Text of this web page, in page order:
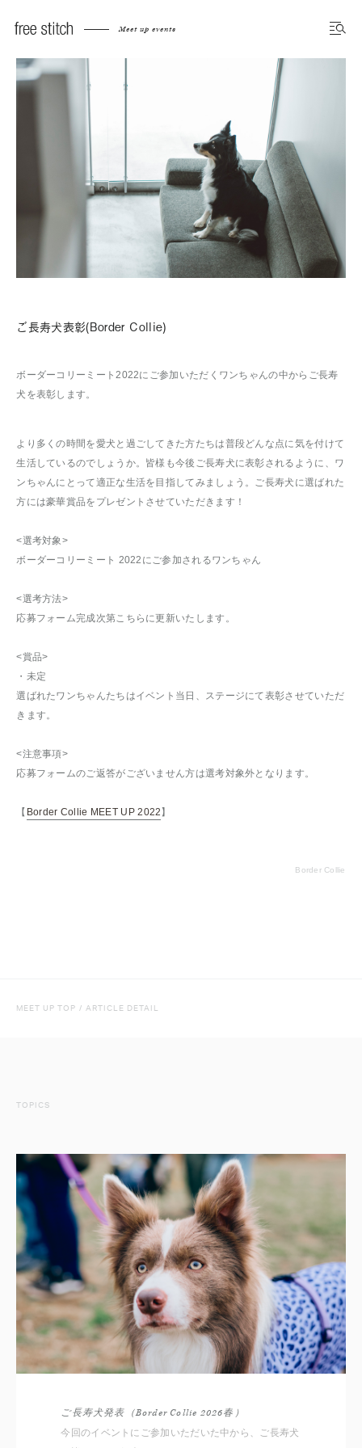
Meet up events
ご長寿犬表彰(Border Collie)
ボーダーコリーミート2022にご参加いただくワンちゃんの中からご長寿
犬を表彰します。
より多くの時間を愛犬と過ごしてきた方たちは普段どんな点に気を付けて
生活しているのでしょうか。皆様も今後ご長寿犬に表彰されるように、ワ
ンちゃんにとって適正な生活を目指してみましょう。ご長寿犬に選ばれた
方には豪華賞品をプレゼントさせていただきます！
<選考対象>
ボーダーコリーミート 2022にご参加されるワンちゃん
<選考方法>
応募フォーム完成次第こちらに更新いたします。
<賞品>
・未定
選ばれたワンちゃんたちはイベント当日、ステージにて表彰させていただ
きます。
<注意事項>
応募フォームのご返答がございません方は選考対象外となります。
【 Border Collie MEET UP 2022】
Border Collie
MEET UP TOP / ARTICLE DETAIL
TOPICS
ご長寿犬発表（Border Collie 2026春）
今回のイベントにご参加いただいた中から、ご長寿犬